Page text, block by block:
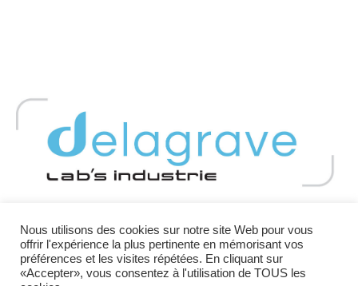
Copyright 2026 - DELAGRAVE - Registre des producteurs :
FR029760_10KNMW
Mentions Légales et Politique de confidentialité
Nous utilisons des cookies sur notre site Web pour vous
offrir l'expérience la plus pertinente en mémorisant vos
préférences et les visites répétées. En cliquant sur
«Accepter», vous consentez à l'utilisation de TOUS les